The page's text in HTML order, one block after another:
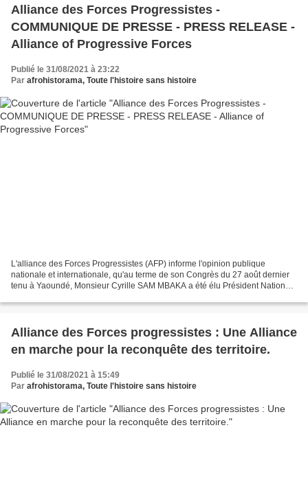
Alliance des Forces Progressistes -
COMMUNIQUE DE PRESSE - PRESS RELEASE -
Alliance of Progressive Forces
Publié le 31/08/2021 à 23:22
Par afrohistorama, Toute l'histoire sans histoire
L'alliance des Forces Progressistes (AFP) informe l'opinion publique
nationale et internationale, qu'au terme de son Congrès du 27 août dernier
tenu à Yaoundé, Monsieur Cyrille SAM MBAKA a été élu Président National
Alliance des Forces progressistes : Une Alliance
en marche pour la reconquête des territoire.
Publié le 31/08/2021 à 15:49
Par afrohistorama, Toute l'histoire sans histoire